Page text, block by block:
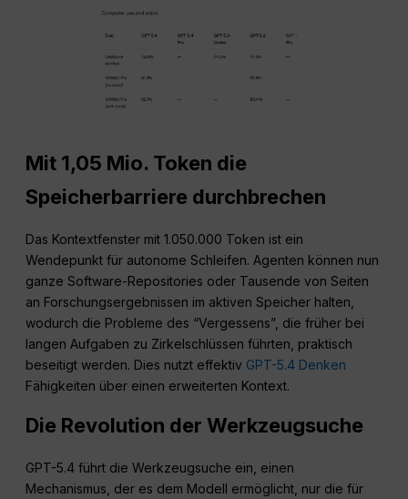
Mit 1,05 Mio. Token die
Speicherbarriere durchbrechen
Das Kontextfenster mit 1.050.000 Token ist ein
Wendepunkt für autonome Schleifen. Agenten können nun
ganze Software-Repositories oder Tausende von Seiten
an Forschungsergebnissen im aktiven Speicher halten,
wodurch die Probleme des “Vergessens”, die früher bei
langen Aufgaben zu Zirkelschlüssen führten, praktisch
beseitigt werden. Dies nutzt effektiv GPT-5.4 Denken
Fähigkeiten über einen erweiterten Kontext.
Die Revolution der Werkzeugsuche
GPT-5.4 führt die Werkzeugsuche ein, einen
Mechanismus, der es dem Modell ermöglicht, nur die für